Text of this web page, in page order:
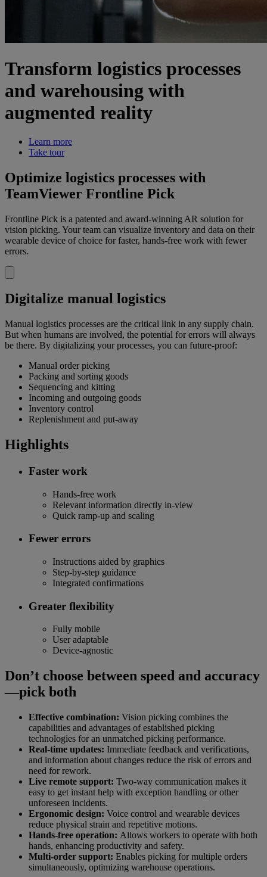
Transform logistics processes
and warehousing with
augmented reality
Learn more
Take tour
Optimize logistics processes with
TeamViewer Frontline Pick
Frontline Pick is a patented and award-winning AR solution for
vision picking. Your team can visualize inventory and data on their
wearable device of choice for faster, hands-free work with fewer
errors.
Digitalize manual logistics
Manual logistics processes are the critical link in any supply chain.
But when humans are involved, the potential for errors will always
be there. By digitalizing your processes, you can future-proof:
Manual order picking
Packing and sorting goods
Sequencing and kitting
Incoming and outgoing goods
Inventory control
Replenishment and put-away
Highlights
Faster work
Hands-free work
Relevant information directly in-view
Quick ramp-up and scaling
Fewer errors
Instructions aided by graphics
Step-by-step guidance
Integrated confirmations
Greater flexibility
Fully mobile
User adaptable
Device-agnostic
Don’t choose between speed and accuracy
—pick both
Effective combination: Vision picking combines the
capabilities and advantages of established picking
technologies for an unmatched picking performance.
Real-time updates: Immediate feedback and verifications,
and information about changes reduce the risk of errors and
need for rework.
Live remote support: Two-way communication makes it
easy to get instant help with exception handling or other
unforeseen incidents.
Ergonomic design: Voice control and wearable devices
reduce physical strain and repetitive motions.
Hands-free operation: Allows workers to operate with both
hands, enhancing productivity and safety.
Multi-order support: Enables picking for multiple orders
simultaneously, optimizing warehouse operations.